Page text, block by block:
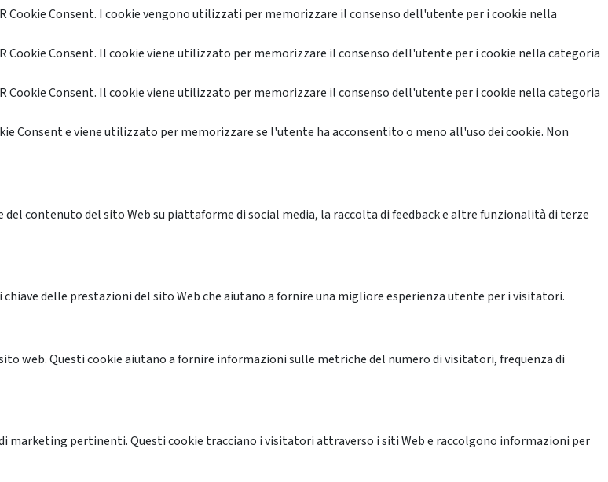
Cookie Consent. I cookie vengono utilizzati per memorizzare il consenso dell'utente per i cookie nella
Cookie Consent. Il cookie viene utilizzato per memorizzare il consenso dell'utente per i cookie nella categoria
Cookie Consent. Il cookie viene utilizzato per memorizzare il consenso dell'utente per i cookie nella categoria
Consent e viene utilizzato per memorizzare se l'utente ha acconsentito o meno all'uso dei cookie. Non
contenuto del sito Web su piattaforme di social media, la raccolta di feedback e altre funzionalità di terze
delle prestazioni del sito Web che aiutano a fornire una migliore esperienza utente per i visitatori.
web. Questi cookie aiutano a fornire informazioni sulle metriche del numero di visitatori, frequenza di
pertinenti. Questi cookie tracciano i visitatori attraverso i siti Web e raccolgono informazioni per